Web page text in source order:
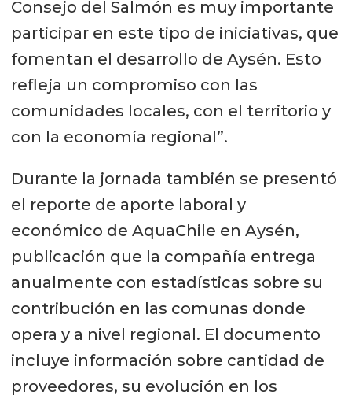
Consejo del Salmón es muy importante
participar en este tipo de iniciativas, que
fomentan el desarrollo de Aysén. Esto
refleja un compromiso con las
comunidades locales, con el territorio y
con la economía regional”.
Durante la jornada también se presentó
el reporte de aporte laboral y
económico de AquaChile en Aysén,
publicación que la compañía entrega
anualmente con estadísticas sobre su
contribución en las comunas donde
opera y a nivel regional. El documento
incluye información sobre cantidad de
proveedores, su evolución en los